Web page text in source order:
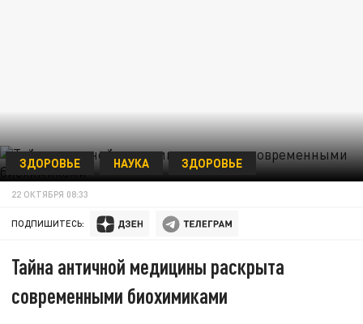
ЗДОРОВЬЕ НАУКА ЗДОРОВЬЕ
22 ОКТЯБРЯ 08:33
ПОДПИШИТЕСЬ:
Тайна античной медицины раскрыта
современными биохимиками